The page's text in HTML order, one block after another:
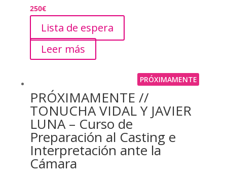
250€
Lista de espera
Leer más
PRÓXIMAMENTE
PRÓXIMAMENTE //
TONUCHA VIDAL Y JAVIER
LUNA – Curso de
Preparación al Casting e
Interpretación ante la
Cámara